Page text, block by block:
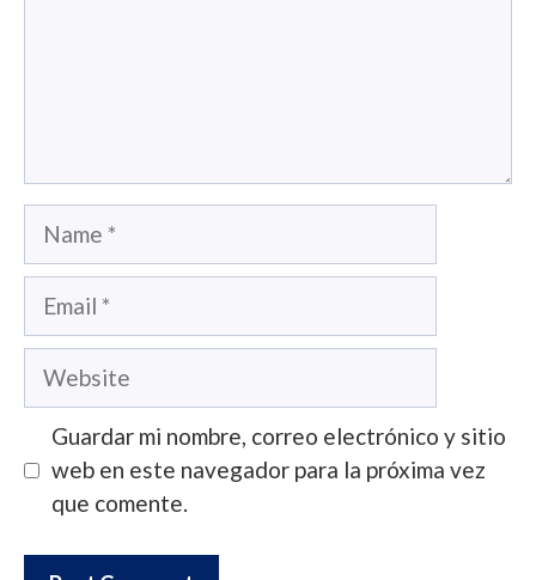
Name
Email
Website
Guardar mi nombre, correo electrónico y sitio
web en este navegador para la próxima vez
que comente.